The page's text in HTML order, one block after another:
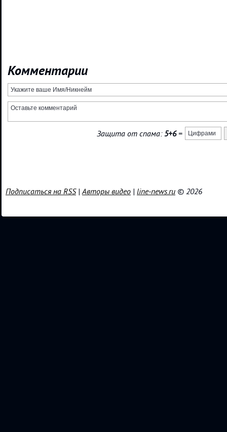
Комментарии
Защита от спама:5+6=
Подписаться на RSS|Авторы видео | line-news.ru © 2026